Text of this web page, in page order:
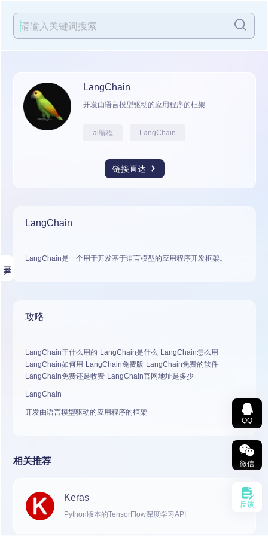
LangChain
开发由语言模型驱动的应用程序的框架
ai编程 LangChain
链接直达
LangChain
LangChain是一个用于开发基于语言模型的应用程序开发框架。
攻略
LangChain干什么用的 LangChain是什么 LangChain怎么用
LangChain如何用 LangChain免费版 LangChain免费的软件
LangChain免费还是收费 LangChain官网地址是多少
LangChain
开发由语言模型驱动的应用程序的框架
相关推荐
Keras
Python版本的TensorFlow深度学习API
QQ
微信
反馈